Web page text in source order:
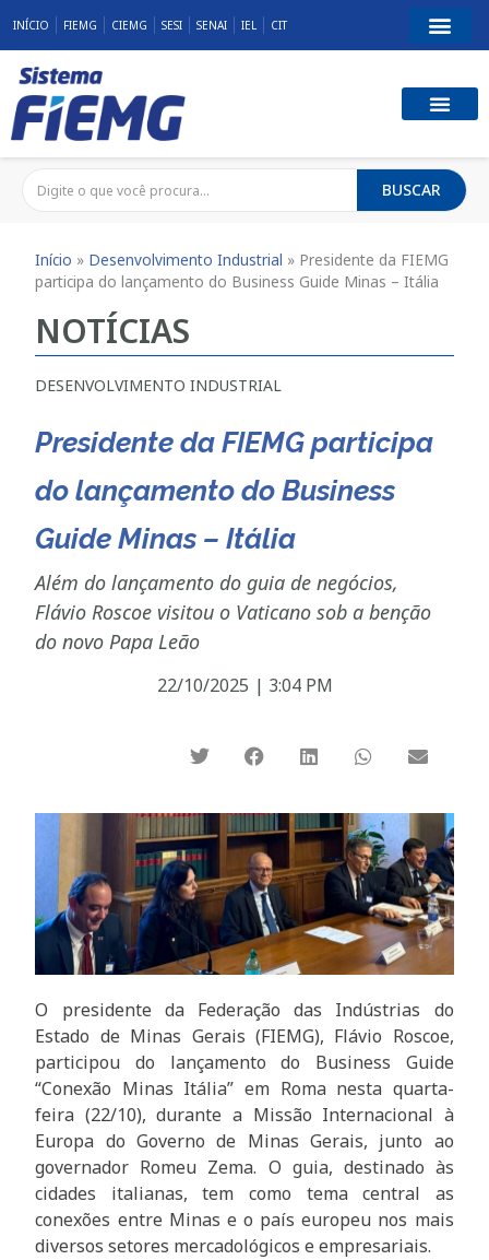
INÍCIO FIEMG CIEMG SESI SENAI IEL CIT
BUSCAR
Início » Desenvolvimento Industrial » Presidente da FIEMG
participa do lançamento do Business Guide Minas – Itália
NOTÍCIAS
DESENVOLVIMENTO INDUSTRIAL
Presidente da FIEMG participa
do lançamento do Business
Guide Minas – Itália
Além do lançamento do guia de negócios,
Flávio Roscoe visitou o Vaticano sob a benção
do novo Papa Leão
22/10/2025 | 3:04 PM
O presidente da Federação das Indústrias do
Estado de Minas Gerais (FIEMG), Flávio Roscoe,
participou do lançamento do Business Guide
“Conexão Minas Itália” em Roma nesta quarta-
feira (22/10), durante a Missão Internacional à
Europa do Governo de Minas Gerais, junto ao
governador Romeu Zema. O guia, destinado às
cidades italianas, tem como tema central as
conexões entre Minas e o país europeu nos mais
diversos setores mercadológicos e empresariais.